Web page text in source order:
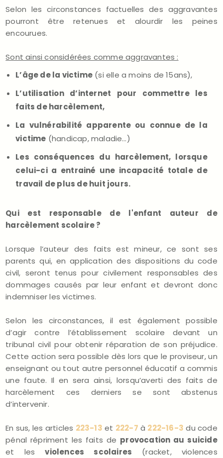
Selon les circonstances factuelles des aggravantes
pourront être retenues et alourdir les peines
encourues.
Sont ainsi considérées comme aggravantes :
L’âge de la victime (si elle a moins de 15ans),
L’utilisation d’internet pour commettre les
faits de harcèlement,
La vulnérabilité apparente ou connue de la
victime (handicap, maladie…)
Les conséquences du harcèlement, lorsque
celui-ci a entrainé une incapacité totale de
travail de plus de huit jours.
Qui est responsable de l'enfant auteur de
harcèlement scolaire ?
Lorsque l’auteur des faits est mineur, ce sont ses
parents qui, en application des dispositions du code
civil, seront tenus pour civilement responsables des
dommages causés par leur enfant et devront donc
indemniser les victimes.
Selon les circonstances, il est également possible
d’agir contre l’établissement scolaire devant un
tribunal civil pour obtenir réparation de son préjudice.
Cette action sera possible dès lors que le proviseur, un
enseignant ou tout autre personnel éducatif a commis
une faute. Il en sera ainsi, lorsqu’averti des faits de
harcèlement ces derniers se sont abstenus
d’intervenir.
En sus, les articles 223-13 et 222-7 à 222-16-3 du code
pénal répriment les faits de provocation au suicide
et lesviolences scolaires (racket, violences